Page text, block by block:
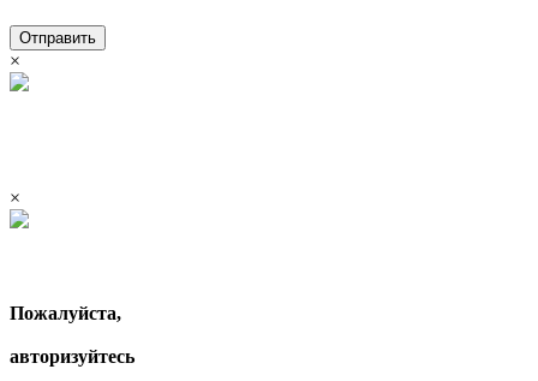
Отправить
×
×
Пожалуйста,
авторизуйтесь